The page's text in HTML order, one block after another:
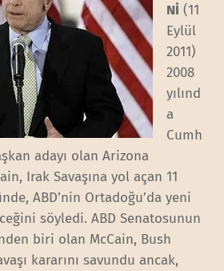
Nİ (11
Eylül
2011)
2008
yılınd
a
Cumh
adayı olan Arizona
Irak Savaşına yol açan 11
ABD’nin Ortadoğu’da yeni
söyledi. ABD Senatosunun
biri olan McCain, Bush
kararını savundu ancak,